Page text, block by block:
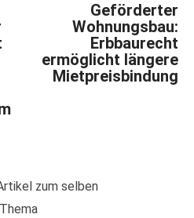
Geförderter
Wohnungsbau:
Erbbaurecht
ermöglicht längere
Mietpreisbindung
zum selben
Thema